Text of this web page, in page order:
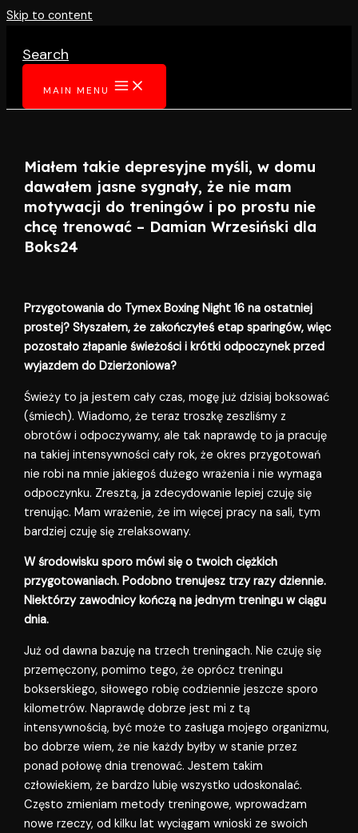
Skip to content
Search
MAIN MENU
Miałem takie depresyjne myśli, w domu
dawałem jasne sygnały, że nie mam
motywacji do treningów i po prostu nie
chcę trenować – Damian Wrzesiński dla
Boks24
Przygotowania do Tymex Boxing Night 16 na ostatniej
prostej? Słyszałem, że zakończyłeś etap sparingów, więc
pozostało złapanie świeżości i krótki odpoczynek przed
wyjazdem do Dzierżoniowa?
Świeży to ja jestem cały czas, mogę już dzisiaj boksować
(śmiech). Wiadomo, że teraz troszkę zeszliśmy z
obrotów i odpoczywamy, ale tak naprawdę to ja pracuję
na takiej intensywności cały rok, że okres przygotowań
nie robi na mnie jakiegoś dużego wrażenia i nie wymaga
odpoczynku. Zresztą, ja zdecydowanie lepiej czuję się
trenując. Mam wrażenie, że im więcej pracy na sali, tym
bardziej czuję się zrelaksowany.
W środowisku sporo mówi się o twoich ciężkich
przygotowaniach. Podobno trenujesz trzy razy dziennie.
Niektórzy zawodnicy kończą na jednym treningu w ciągu
dnia.
Już od dawna bazuję na trzech treningach. Nie czuję się
przemęczony, pomimo tego, że oprócz treningu
bokserskiego, siłowego robię codziennie jeszcze sporo
kilometrów. Naprawdę dobrze jest mi z tą
intensywnością, być może to zasługa mojego organizmu,
bo dobrze wiem, że nie każdy byłby w stanie przez
ponad połowę dnia trenować. Jestem takim
człowiekiem, że bardzo lubię wszystko udoskonalać.
Często zmieniam metody treningowe, wprowadzam
nowe rzeczy, od kilku lat wyciągam wnioski ze swoich